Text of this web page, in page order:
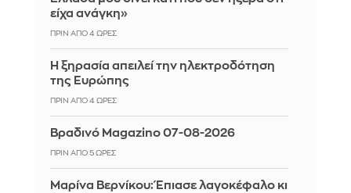
είχα ανάγκη»
ΠΡΙΝ ΑΠΌ 4 ΏΡΕΣ
Η ξηρασία απειλεί την ηλεκτροδότηση
της Ευρώπης
ΠΡΙΝ ΑΠΌ 4 ΏΡΕΣ
Βραδινό Magazino 07-08-2026
ΠΡΙΝ ΑΠΌ 5 ΏΡΕΣ
Μαρίνα Βερνίκου: Έπιασε λαγοκέφαλο κι